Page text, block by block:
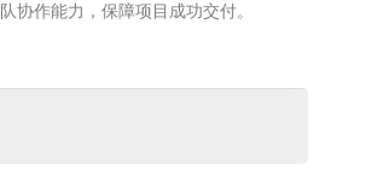
协作能力，保障项目成功交付。